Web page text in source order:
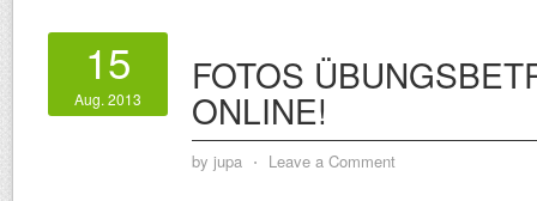
15
Aug. 2013
FOTOS
ONLINE!
by jupa ⋅ Leave a Comment